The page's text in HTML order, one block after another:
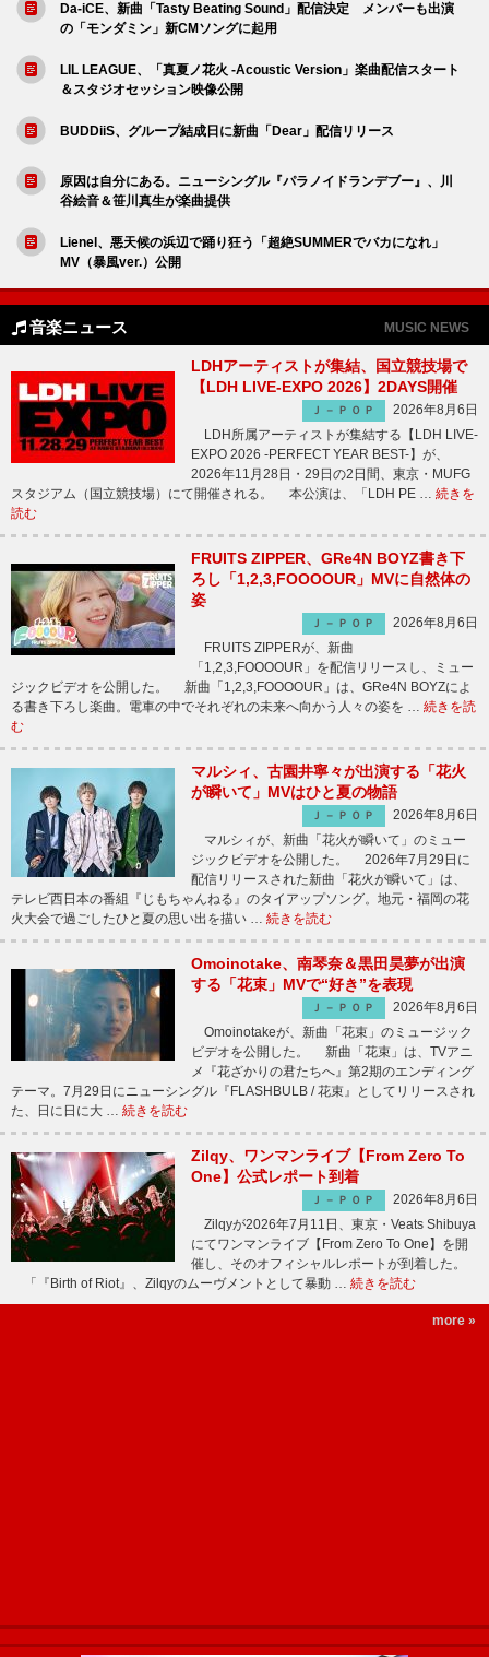
Da-iCE、新曲「Tasty Beating Sound」配信決定 メンバーも出演
の「モンダミン」新CMソングに起用
LIL LEAGUE、「真夏ノ花火 -Acoustic Version」楽曲配信スタート
＆スタジオセッション映像公開
BUDDiiS、グループ結成日に新曲「Dear」配信リリース
原因は自分にある。ニューシングル『パラノイドランデブー』、川
谷絵音＆笹川真生が楽曲提供
Lienel、悪天候の浜辺で踊り狂う「超絶SUMMERでバカになれ」
MV（暴風ver.）公開
音楽ニュース MUSIC NEWS
LDHアーティストが集結、国立競技場で
【LDH LIVE-EXPO 2026】2DAYS開催
Ｊ－ＰＯＰ
2026年8月6日
LDH所属アーティストが集結する【LDH LIVE-
EXPO 2026 -PERFECT YEAR BEST-】が、
2026年11月28日・29日の2日間、東京・MUFG
スタジアム（国立競技場）にて開催される。 本公演は、「LDH PE … 続きを
読む
FRUITS ZIPPER、GRe4N BOYZ書き下
ろし「1,2,3,FOOOOUR」MVに自然体の
姿
Ｊ－ＰＯＰ
2026年8月6日
FRUITS ZIPPERが、新曲
「1,2,3,FOOOOUR」を配信リリースし、ミュー
ジックビデオを公開した。 新曲「1,2,3,FOOOOUR」は、GRe4N BOYZによ
る書き下ろし楽曲。電車の中でそれぞれの未来へ向かう人々の姿を … 続きを読
む
マルシィ、古園井寧々が出演する「花火
が瞬いて」MVはひと夏の物語
Ｊ－ＰＯＰ
2026年8月6日
マルシィが、新曲「花火が瞬いて」のミュー
ジックビデオを公開した。 2026年7月29日に
配信リリースされた新曲「花火が瞬いて」は、
テレビ西日本の番組『じもちゃんねる』のタイアップソング。地元・福岡の花
火大会で過ごしたひと夏の思い出を描い … 続きを読む
Omoinotake、南琴奈＆黒田昊夢が出演
する「花束」MVで“好き”を表現
Ｊ－ＰＯＰ
2026年8月6日
Omoinotakeが、新曲「花束」のミュージック
ビデオを公開した。 新曲「花束」は、TVアニ
メ『花ざかりの君たちへ』第2期のエンディング
テーマ。7月29日にニューシングル『FLASHBULB / 花束』としてリリースされ
た、日に日に大 … 続きを読む
Zilqy、ワンマンライブ【From Zero To
One】公式レポート到着
Ｊ－ＰＯＰ
2026年8月6日
Zilqyが2026年7月11日、東京・Veats Shibuya
にてワンマンライブ【From Zero To One】を開
催し、そのオフィシャルレポートが到着した。
「『Birth of Riot』、Zilqyのムーヴメントとして暴動 … 続きを読む
more »